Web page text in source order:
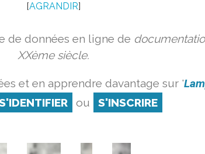
[AGRANDIR]
de données en ligne de
XXème siècle.
et en apprendre davantage sur '
ou S'INSCRIRE